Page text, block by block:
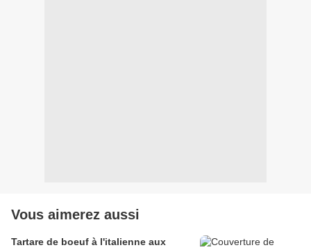
Vous aimerez aussi
Tartare de boeuf à l'italienne aux